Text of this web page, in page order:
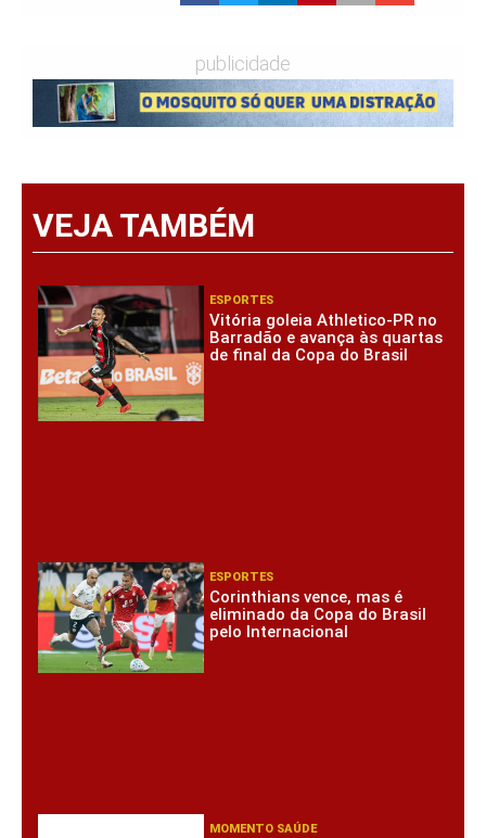
publicidade
VEJA TAMBÉM
ESPORTES
Vitória goleia Athletico-PR no
Barradão e avança às quartas
de final da Copa do Brasil
ESPORTES
Corinthians vence, mas é
eliminado da Copa do Brasil
pelo Internacional
MOMENTO SAÚDE